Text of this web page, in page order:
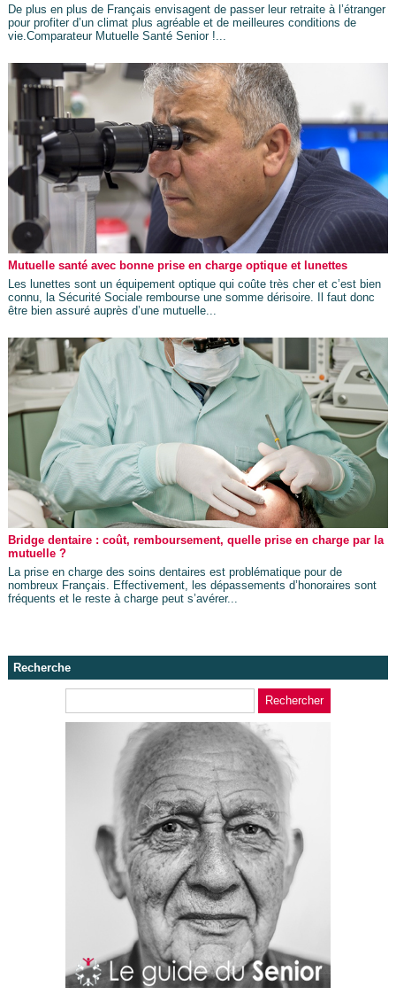
De plus en plus de Français envisagent de passer leur retraite à l’étranger
pour profiter d’un climat plus agréable et de meilleures conditions de
vie.Comparateur Mutuelle Santé Senior !...
Mutuelle santé avec bonne prise en charge optique et lunettes
Les lunettes sont un équipement optique qui coûte très cher et c’est bien
connu, la Sécurité Sociale rembourse une somme dérisoire. Il faut donc
être bien assuré auprès d’une mutuelle...
Bridge dentaire : coût, remboursement, quelle prise en charge par la
mutuelle ?
La prise en charge des soins dentaires est problématique pour de
nombreux Français. Effectivement, les dépassements d’honoraires sont
fréquents et le reste à charge peut s’avérer...
Recherche